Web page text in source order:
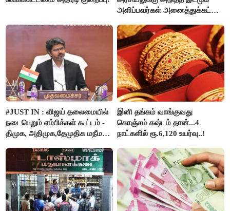
அளிப்பவர்கள் அனைத்துக்கட்சி
பங்கேற்பார்கள் - மாணிக்கம்
தாகூர்..!!
#JUST IN : விஜய் தலைமையில்
நடைபெறும் எம்பிக்கள் கூட்டம் -
திமுக, அதிமுக,தேமுதிக மநீம
இனி தங்கம் வாங்குவது
கொஞ்சம் கஷ்டம் தான்...4
நாட்களில் ரூ.6,120 உயர்வு..!